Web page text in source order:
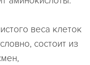
веса клеток
состоит из